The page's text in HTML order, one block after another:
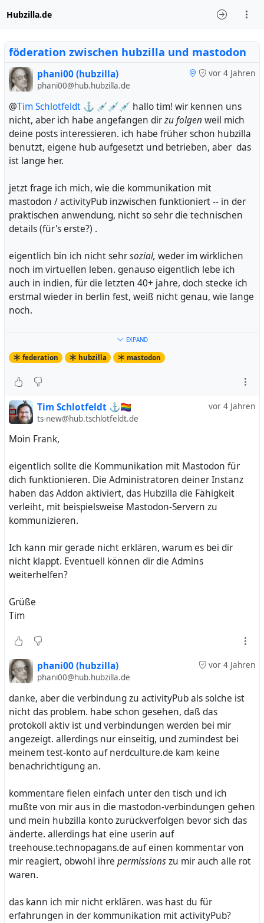
Hubzilla.de
föderation zwischen hubzilla und mastodon
vor 4 Jahren
phani00 (hubzilla)
phani00@hub.hubzilla.de
@Tim Schlotfeldt ⚓ 💉💉💉 hallo tim! wir kennen uns
nicht, aber ich habe angefangen dirzu folgen weil mich
deine posts interessieren. ich habe früher schon hubzilla
benutzt, eigene hub aufgesetzt und betrieben, aber das
ist lange her.
jetzt frage ich mich, wie die kommunikation mit
mastodon / activityPub inzwischen funktioniert -- in der
praktischen anwendung, nicht so sehr die technischen
details (für's erste?) .
eigentlich bin ich nicht sehrsozial, weder im wirklichen
noch im virtuellen leben. genauso eigentlich lebe ich
auch in indien, für die letzten 40+ jahre, doch stecke ich
erstmal wieder in berlin fest, weiß nicht genau, wie lange
noch.
fange ich also an, mich wieder mit hubzilla zu
beschäftigen, und wegen des twitter-exodus sehe ich
viele activityPub-leute, einige interessant genug, ihnen
zu folgen.
ich habe ein test-konto auf einem mastodon-server
aufgesetzt und fand, daß ich mir dort folgen kann. auch
posts kommen hier auf hubzilla an, aber kommentare
von hier nicht auf mastodon. die verbindung ist bei
default einseitig, keine permissions auf der seite von
mastodon. erst wenn ich mein hubspot-ich zurück-
verfolge werden kommentare sichtbar.
das fand ich nicht überraschend, aber nachdem ich einen
anderen mastodon-post kommentierte, wurde der
beantwortet! obwohl das mastodon-konto auch keine
permissions für mich geöffnet hatte. jetzt frage ich mich:
woran liegt das?
ist da irgendeine behind-the-scenes magic am werk, oder
was? wäre natürlich hervorragend, mit anderen
fediverse-leuten so einfach kommunizieren zu können,
aber irgendwie kann ich das kaum glauben. ich hoffe,
daß du mehr darüber weißt, da ich in deinen posts
gesehen habe, daß du dich mit dem thema beschäftigst.
EXPAND
federation hubzilla mastodon
vor 4 Jahren
Tim Schlotfeldt ⚓🏳️‍🌈
ts-new@hub.tschlotfeldt.de
Moin Frank,
eigentlich sollte die Kommunikation mit Mastodon für
dich funktionieren. Die Administratoren deiner Instanz
haben das Addon aktiviert, das Hubzilla die Fähigkeit
verleiht, mit beispielsweise Mastodon-Servern zu
kommunizieren.
Ich kann mir gerade nicht erklären, warum es bei dir
nicht klappt. Eventuell können dir die Admins
weiterhelfen?
Grüße
Tim
vor 4 Jahren
phani00 (hubzilla)
phani00@hub.hubzilla.de
danke, aber die verbindung zu activityPub als solche ist
nicht das problem. habe schon gesehen, daß das
protokoll aktiv ist und verbindungen werden bei mir
angezeigt. allerdings nur einseitig, und zumindest bei
meinem test-konto auf nerdculture.de kam keine
benachrichtigung an.
kommentare fielen einfach unter den tisch und ich
mußte von mir aus in die mastodon-verbindungen gehen
und mein hubzilla konto zurückverfolgen bevor sich das
änderte. allerdings hat eine userin auf
treehouse.technopagans.de auf einen kommentar von
mir reagiert, obwohl ihre permissionszu mir auch alle rot
waren.
das kann ich mir nicht erklären. was hast du für
erfahrungen in der kommunikation mit activityPub?